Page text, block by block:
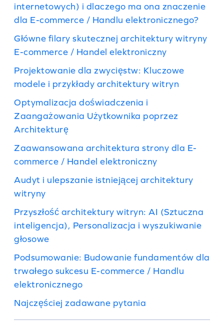
internetowych) i dlaczego ma ona znaczenie
dla E-commerce / Handlu elektronicznego?
Główne filary skutecznej architektury witryny
E-commerce / Handel elektroniczny
Projektowanie dla zwycięstw: Kluczowe
modele i przykłady architektury witryn
Optymalizacja doświadczenia i
Zaangażowania Użytkownika poprzez
Architekturę
Zaawansowana architektura strony dla E-
commerce / Handel elektroniczny
Audyt i ulepszanie istniejącej architektury
witryny
Przyszłość architektury witryn: AI (Sztuczna
inteligencja), Personalizacja i wyszukiwanie
głosowe
Podsumowanie: Budowanie fundamentów dla
trwałego sukcesu E-commerce / Handlu
elektronicznego
Najczęściej zadawane pytania